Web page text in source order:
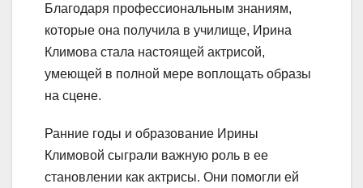
Благодаря профессиональным знаниям,
которые она получила в училище, Ирина
Климова стала настоящей актрисой,
умеющей в полной мере воплощать образы
на сцене.
Ранние годы и образование Ирины
Климовой сыграли важную роль в ее
становлении как актрисы. Они помогли ей